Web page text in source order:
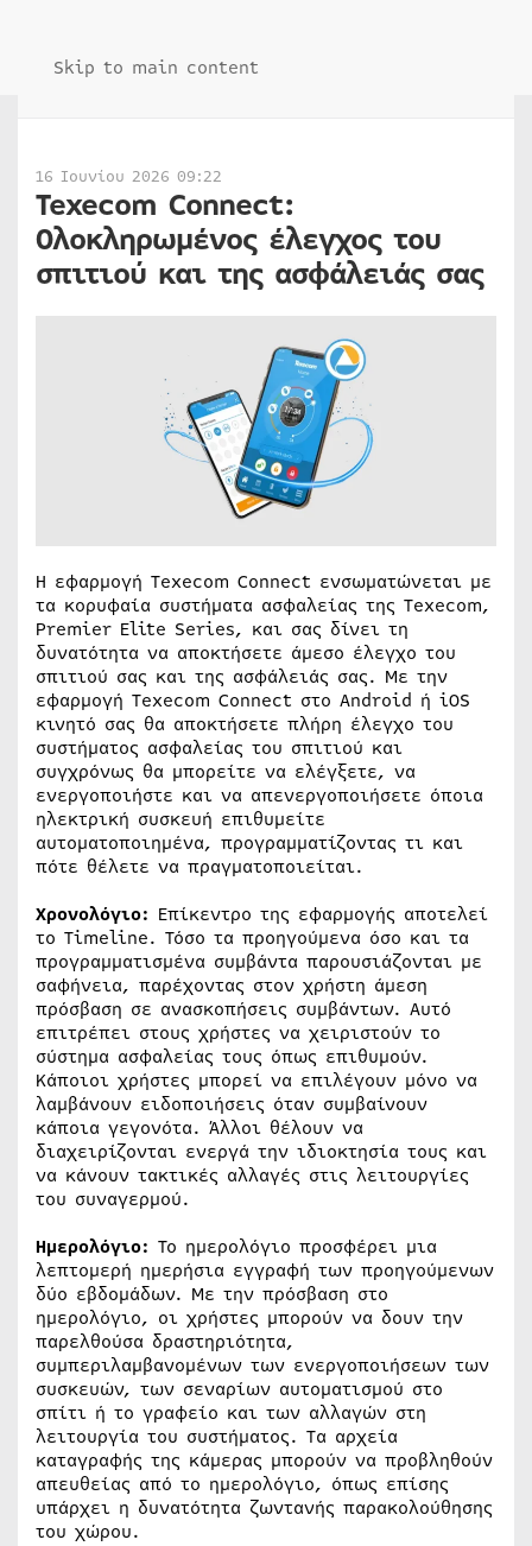
Skip to main content
16 Ιουνίου 2026 09:22
Texecom Connect:
Ολοκληρωμένος έλεγχος του
σπιτιού και της ασφάλειάς σας
Η εφαρμογή Texecom Connect ενσωματώνεται με
τα κορυφαία συστήματα ασφαλείας της Texecom,
Premier Elite Series, και σας δίνει τη
δυνατότητα να αποκτήσετε άμεσο έλεγχο του
σπιτιού σας και της ασφάλειάς σας. Με την
εφαρμογή Texecom Connect στο Android ή iOS
κινητό σας θα αποκτήσετε πλήρη έλεγχο του
συστήματος ασφαλείας του σπιτιού και
συγχρόνως θα μπορείτε να ελέγξετε, να
ενεργοποιήστε και να απενεργοποιήσετε όποια
ηλεκτρική συσκευή επιθυμείτε
αυτοματοποιημένα, προγραμματίζοντας τι και
πότε θέλετε να πραγματοποιείται.
Χρονολόγιο: Επίκεντρο της εφαρμογής αποτελεί
το Timeline. Τόσο τα προηγούμενα όσο και τα
προγραμματισμένα συμβάντα παρουσιάζονται με
σαφήνεια, παρέχοντας στον χρήστη άμεση
πρόσβαση σε ανασκοπήσεις συμβάντων. Αυτό
επιτρέπει στους χρήστες να χειριστούν το
σύστημα ασφαλείας τους όπως επιθυμούν.
Κάποιοι χρήστες μπορεί να επιλέγουν μόνο να
λαμβάνουν ειδοποιήσεις όταν συμβαίνουν
κάποια γεγονότα. Άλλοι θέλουν να
διαχειρίζονται ενεργά την ιδιοκτησία τους και
να κάνουν τακτικές αλλαγές στις λειτουργίες
του συναγερμού.
Ημερολόγιο: Το ημερολόγιο προσφέρει μια
λεπτομερή ημερήσια εγγραφή των προηγούμενων
δύο εβδομάδων. Με την πρόσβαση στο
ημερολόγιο, οι χρήστες μπορούν να δουν την
παρελθούσα δραστηριότητα,
συμπεριλαμβανομένων των ενεργοποιήσεων των
συσκευών, των σεναρίων αυτοματισμού στο
σπίτι ή το γραφείο και των αλλαγών στη
λειτουργία του συστήματος. Τα αρχεία
καταγραφής της κάμερας μπορούν να προβληθούν
απευθείας από το ημερολόγιο, όπως επίσης
υπάρχει η δυνατότητα ζωντανής παρακολούθησης
του χώρου.